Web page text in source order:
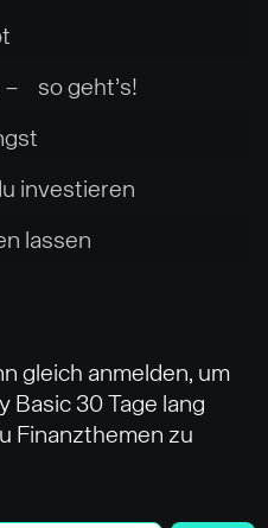
– so geht’s!
investieren
lassen
gleich anmelden, um
Basic 30 Tage lang
Finanzthemen zu